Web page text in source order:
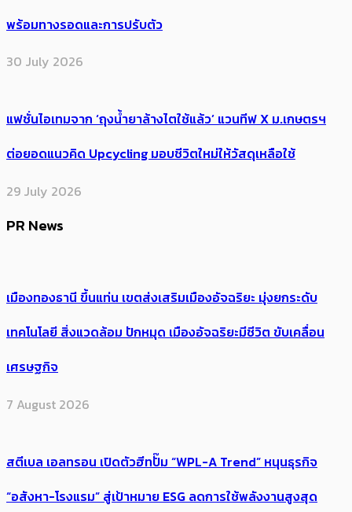
พร้อมทางรอดและการปรับตัว
30 July 2026
แฟชั่นไอเทมจาก ‘ถุงน้ำยาล้างไตใช้แล้ว’ แวนทีฟ X ม.เกษตรฯ
ต่อยอดแนวคิด Upcycling มอบชีวิตใหม่ให้วัสดุเหลือใช้
29 July 2026
PR News
เมืองทองธานี ขึ้นแท่น เขตส่งเสริมเมืองอัจฉริยะ มุ่งยกระดับ
เทคโนโลยี สิ่งแวดล้อม ปักหมุด เมืองอัจฉริยะมีชีวิต ขับเคลื่อน
เศรษฐกิจ
7 August 2026
สตีเบล เอลทรอน เปิดตัวฮีทปั๊ม “WPL-A Trend” หนุนธุรกิจ
“อสังหา-โรงแรม” สู่เป้าหมาย ESG ลดการใช้พลังงานสูงสุด